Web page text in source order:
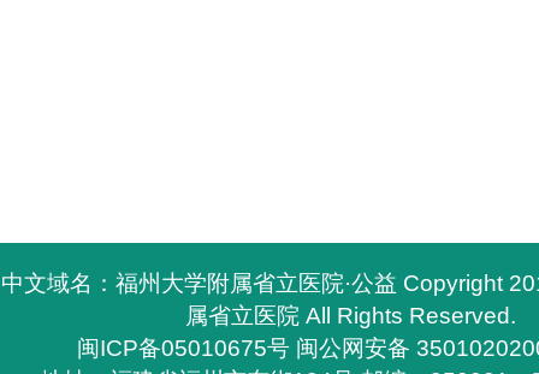
中文域名：福州大学附属省立医院·公益 Copyright
属省立医院 All Rights Reserved.
闽ICP备05010675号 闽公网安备